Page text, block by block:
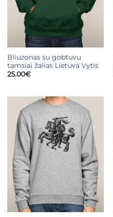
Bliuzonas su gobtuvu
tamsiai žalias Lietuva Vytis
25.00€